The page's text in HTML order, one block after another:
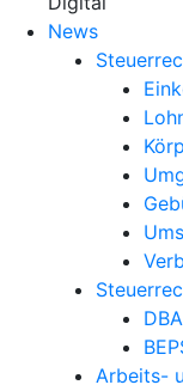
News
DBA
Arbeits-